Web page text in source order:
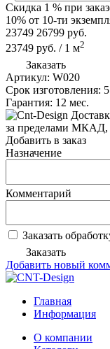
Скидка 1 % при
10% от 10-ти
23749 26799 руб.
23749 руб. / 1 м2
Заказать
Артикул: W020
Срок изготовления:
Гарантия: 12 мес.
за пределами
Добавить в заказ
Назначение
Комментарий
Заказать
Заказать
Добавить новый
Главная
Информация
О компании